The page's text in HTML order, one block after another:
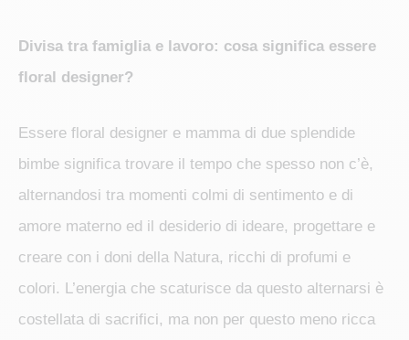
Divisa tra famiglia e lavoro: cosa significa essere
floral designer?
Essere floral designer e mamma di due splendide
bimbe significa trovare il tempo che spesso non c’è,
alternandosi tra momenti colmi di sentimento e di
amore materno ed il desiderio di ideare, progettare e
creare con i doni della Natura, ricchi di profumi e
colori. L’energia che scaturisce da questo alternarsi è
costellata di sacrifici, ma non per questo meno ricca